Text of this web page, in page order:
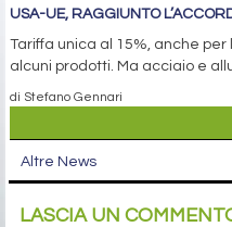
USA-UE, RAGGIUNTO
Tariffa unica al 15%, anche per
alcuni prodotti. Ma acciaio e
di Stefano Gennari
Altre News
LASCIA UN